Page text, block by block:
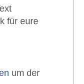
für eure
um der